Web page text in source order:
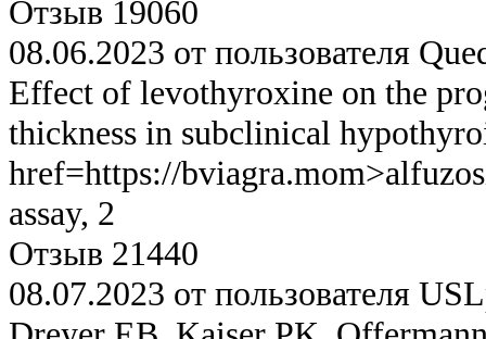
Отзыв 19060
08.06.2023 от пользователя
Effect of levothyroxine on the
thickness in subclinical
href=https://
assay, 2
Отзыв 21440
08.07.2023 от пользователя